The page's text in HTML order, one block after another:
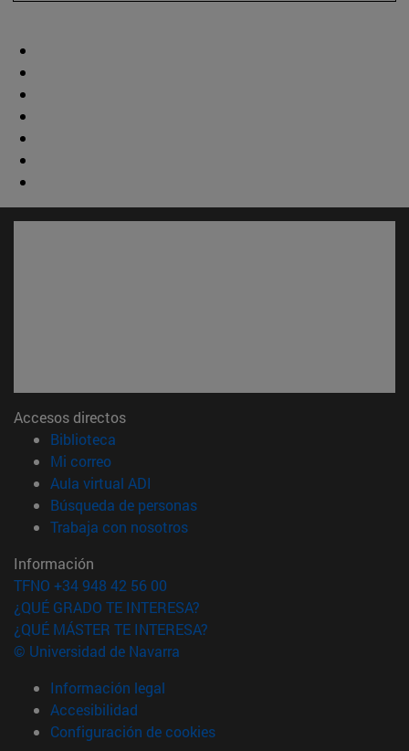
Accesos directos
Biblioteca
Mi correo(abre en nueva ventana)
Aula virtual ADI
Búsqueda de personas(abre en nueva ventana)
Trabaja con nosotros(abre en nueva ventana)
Información
TFNO +34 948 42 56 00
¿QUÉ GRADO TE INTERESA?
¿QUÉ MÁSTER TE INTERESA?
© Universidad de Navarra
Información legal
Accesibilidad
Configuración de cookies